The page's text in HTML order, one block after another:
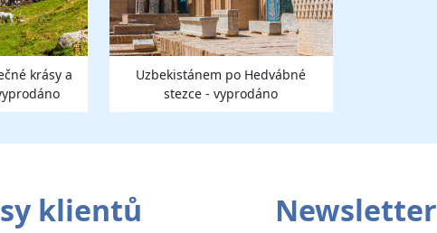
krásy a
Uzbekistánem po Hedvábné
stezce - vyprodáno
klientů Newsletter